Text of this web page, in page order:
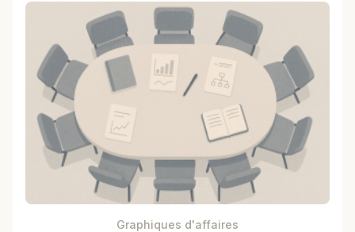
Graphiques d'affaires